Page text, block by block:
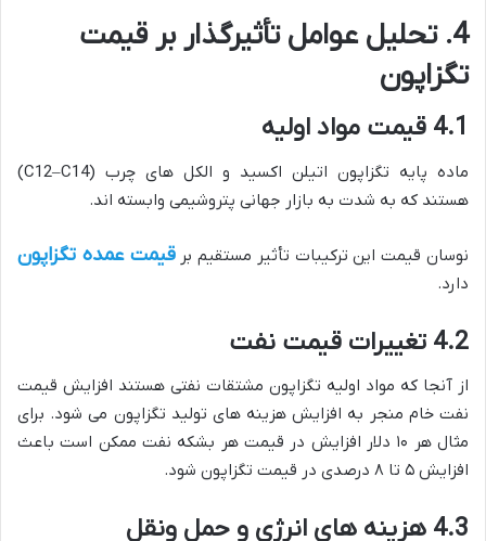
4. تحلیل عوامل تأثیرگذار بر قیمت
تگزاپون
4.1 قیمت مواد اولیه
ماده پایه تگزاپون اتیلن اکسید و الکل های چرب (C12–C14)
هستند که به شدت به بازار جهانی پتروشیمی وابسته اند.
نوسان قیمت این ترکیبات تأثیر مستقیم برقیمت عمده تگزاپون
دارد.
4.2 تغییرات قیمت نفت
از آنجا که مواد اولیه تگزاپون مشتقات نفتی هستند افزایش قیمت
نفت خام منجر به افزایش هزینه های تولید تگزاپون می شود. برای
مثال هر ۱۰ دلار افزایش در قیمت هر بشکه نفت ممکن است باعث
افزایش ۵ تا ۸ درصدی در قیمت تگزاپون شود.
4.3 هزینه های انرژی و حمل ونقل